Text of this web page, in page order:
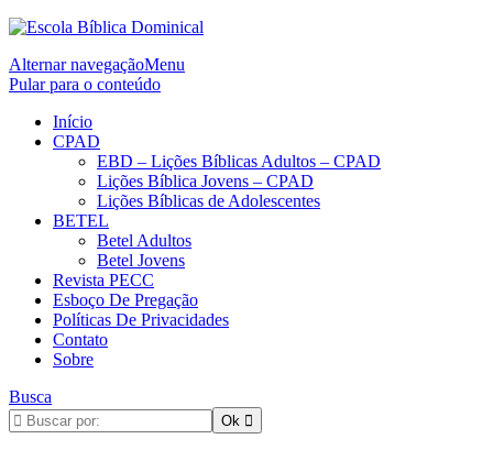
Alternar navegaçãoMenu
Pular para o conteúdo
Início
CPAD
EBD – Lições Bíblicas Adultos – CPAD
Lições Bíblica Jovens – CPAD
Lições Bíblicas de Adolescentes
BETEL
Betel Adultos
Betel Jovens
Revista PECC
Esboço De Pregação
Políticas De Privacidades
Contato
Sobre
Busca